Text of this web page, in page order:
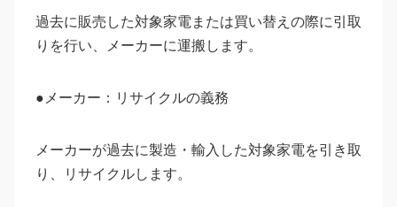
過去に販売した対象家電または買い替えの際に引取
りを行い、メーカーに運搬します。
●メーカー：リサイクルの義務
メーカーが過去に製造・輸入した対象家電を引き取
り、リサイクルします。